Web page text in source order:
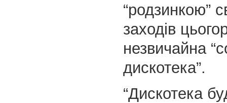
“родзинкою”
заходів
незвичайна
дискотека”.
“Дискотека